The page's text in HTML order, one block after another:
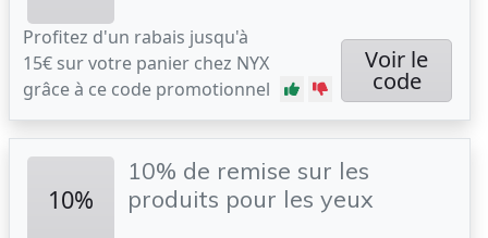
Profitez d'un rabais jusqu'à
15€ sur votre panier chez NYX
grâce à ce code promotionnel
Voir le
code
10%
10% de remise sur les
produits pour les yeux